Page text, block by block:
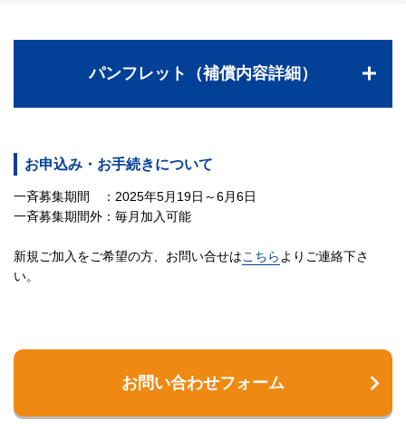
パンフレット（補償内容詳細）
お申込み・お手続きについて
一斉募集期間 ：2025年5月19日～6月6日
一斉募集期間外：毎月加入可能
新規ご加入をご希望の方、お問い合せはこちら よりご連絡下さ
い。
お問い合わせフォーム